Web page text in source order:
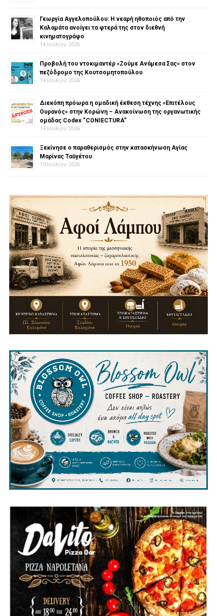
Γεωργία Αγγελοπούλου: Η νεαρή ηθοποιός από την
Καλαμάτα ανοίγει τα φτερά της στον διεθνή
κινηματογράφο
14 Ιουλίου 2026
Προβολή του ντοκιμαντέρ «Ζούμε Ανάμεσα Σας» στον
πεζόδρομο της Κουτσομητοπούλου
14 Ιουλίου 2026
Διεκόπη πρόωρα η ομαδική έκθεση τέχνης «Επιτέλους
Ουρανός» στην Κορώνη – Ανακοίνωση της οργανωτικής
ομάδας Codex “CONIECTURA”
14 Ιουλίου 2026
Ξεκίνησε ο παραθερισμός στην κατασκήνωση Αγίας
Μαρίνας Ταϋγέτου
13 Ιουλίου 2026